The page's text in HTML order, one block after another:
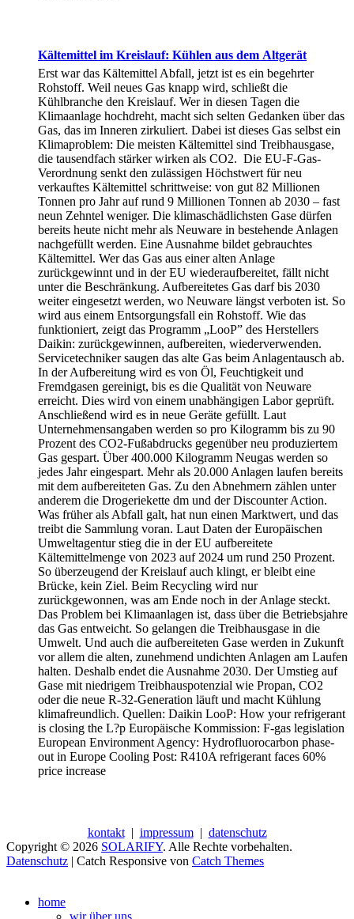
Kältemittel im Kreislauf: Kühlen aus dem Altgerät
Erst war das Kältemittel Abfall, jetzt ist es ein begehrter
Rohstoff. Weil neues Gas knapp wird, schließt die
Kühlbranche den Kreislauf. Wer in diesen Tagen die
Klimaanlage hochdreht, macht sich selten Gedanken über das
Gas, das im Inneren zirkuliert. Dabei ist dieses Gas selbst ein
Klimaproblem: Die meisten Kältemittel sind Treibhausgase,
die tausendfach stärker wirken als CO2. Die EU-F-Gas-
Verordnung senkt den zulässigen Höchstwert für neu
verkauftes Kältemittel schrittweise: von gut 82 Millionen
Tonnen pro Jahr auf rund 9 Millionen Tonnen ab 2030 – fast
neun Zehntel weniger. Die klimaschädlichsten Gase dürfen
bereits heute nicht mehr als Neuware in bestehende Anlagen
nachgefüllt werden. Eine Ausnahme bildet gebrauchtes
Kältemittel. Wer das Gas aus einer alten Anlage
zurückgewinnt und in der EU wiederaufbereitet, fällt nicht
unter die Beschränkung. Aufbereitetes Gas darf bis 2030
weiter eingesetzt werden, wo Neuware längst verboten ist. So
wird aus einem Entsorgungsfall ein Rohstoff. Wie das
funktioniert, zeigt das Programm „LooP” des Herstellers
Daikin: zurückgewinnen, aufbereiten, wiederverwenden.
Servicetechniker saugen das alte Gas beim Anlagentausch ab.
In der Aufbereitung wird es von Öl, Feuchtigkeit und
Fremdgasen gereinigt, bis es die Qualität von Neuware
erreicht. Dies wird von einem unabhängigen Labor geprüft.
Anschließend wird es in neue Geräte gefüllt. Laut
Unternehmensangaben werden so pro Kilogramm bis zu 90
Prozent des CO2-Fußabdrucks gegenüber neu produziertem
Gas gespart. Über 400.000 Kilogramm Neugas werden so
jedes Jahr eingespart. Mehr als 20.000 Anlagen laufen bereits
mit dem aufbereiteten Gas. Zu den Abnehmern zählen unter
anderem die Drogeriekette dm und der Discounter Action.
Was früher als Abfall galt, hat nun einen Marktwert, und das
treibt die Sammlung voran. Laut Daten der Europäischen
Umweltagentur stieg die in der EU aufbereitete
Kältemittelmenge von 2023 auf 2024 um rund 250 Prozent.
So überzeugend der Kreislauf auch klingt, er bleibt eine
Brücke, kein Ziel. Beim Recycling wird nur
zurückgewonnen, was am Ende noch in der Anlage steckt.
Das Problem bei Klimaanlagen ist, dass über die Betriebsjahre
das Gas entweicht. So gelangen die Treibhausgase in die
Umwelt. Und auch die aufbereiteten Gase werden in Zukunft
vor allem die alten, zunehmend undichten Anlagen am Laufen
halten. Deshalb endet die Ausnahme 2030. Der Umstieg auf
Gase mit niedrigem Treibhauspotenzial wie Propan, CO2
oder die neue R-32-Generation läuft und macht Kühlung
klimafreundlich. Quellen: Daikin LooP: How your refrigerant
is closing the L?p Europäische Kommission: F-gas legislation
European Environment Agency: Hydrofluorocarbon phase-
out in Europe Cooling Post: R410A refrigerant faces 60%
price increase
kontakt| impressum| datenschutz
Copyright © 2026 SOLARIFY. Alle Rechte vorbehalten.
Datenschutz | Catch Responsive von Catch Themes
oben
scrollen
home